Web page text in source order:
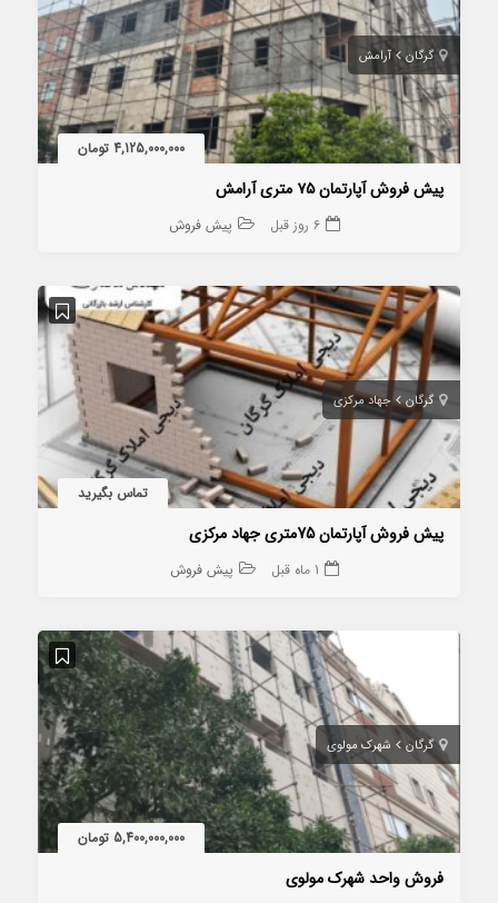
گرگان آرامش
4,125,000,000 تومان
پیش فروش آپارتمان ۷۵ متری آرامش
6 روز قبل پیش فروش
گرگان جهاد مرکزی
تماس بگیرید
پیش فروش آپارتمان 75متری جهاد مرکزی
1 ماه قبل پیش فروش
گرگان شهرک مولوی
5,400,000,000 تومان
فروش واحد شهرک مولوی